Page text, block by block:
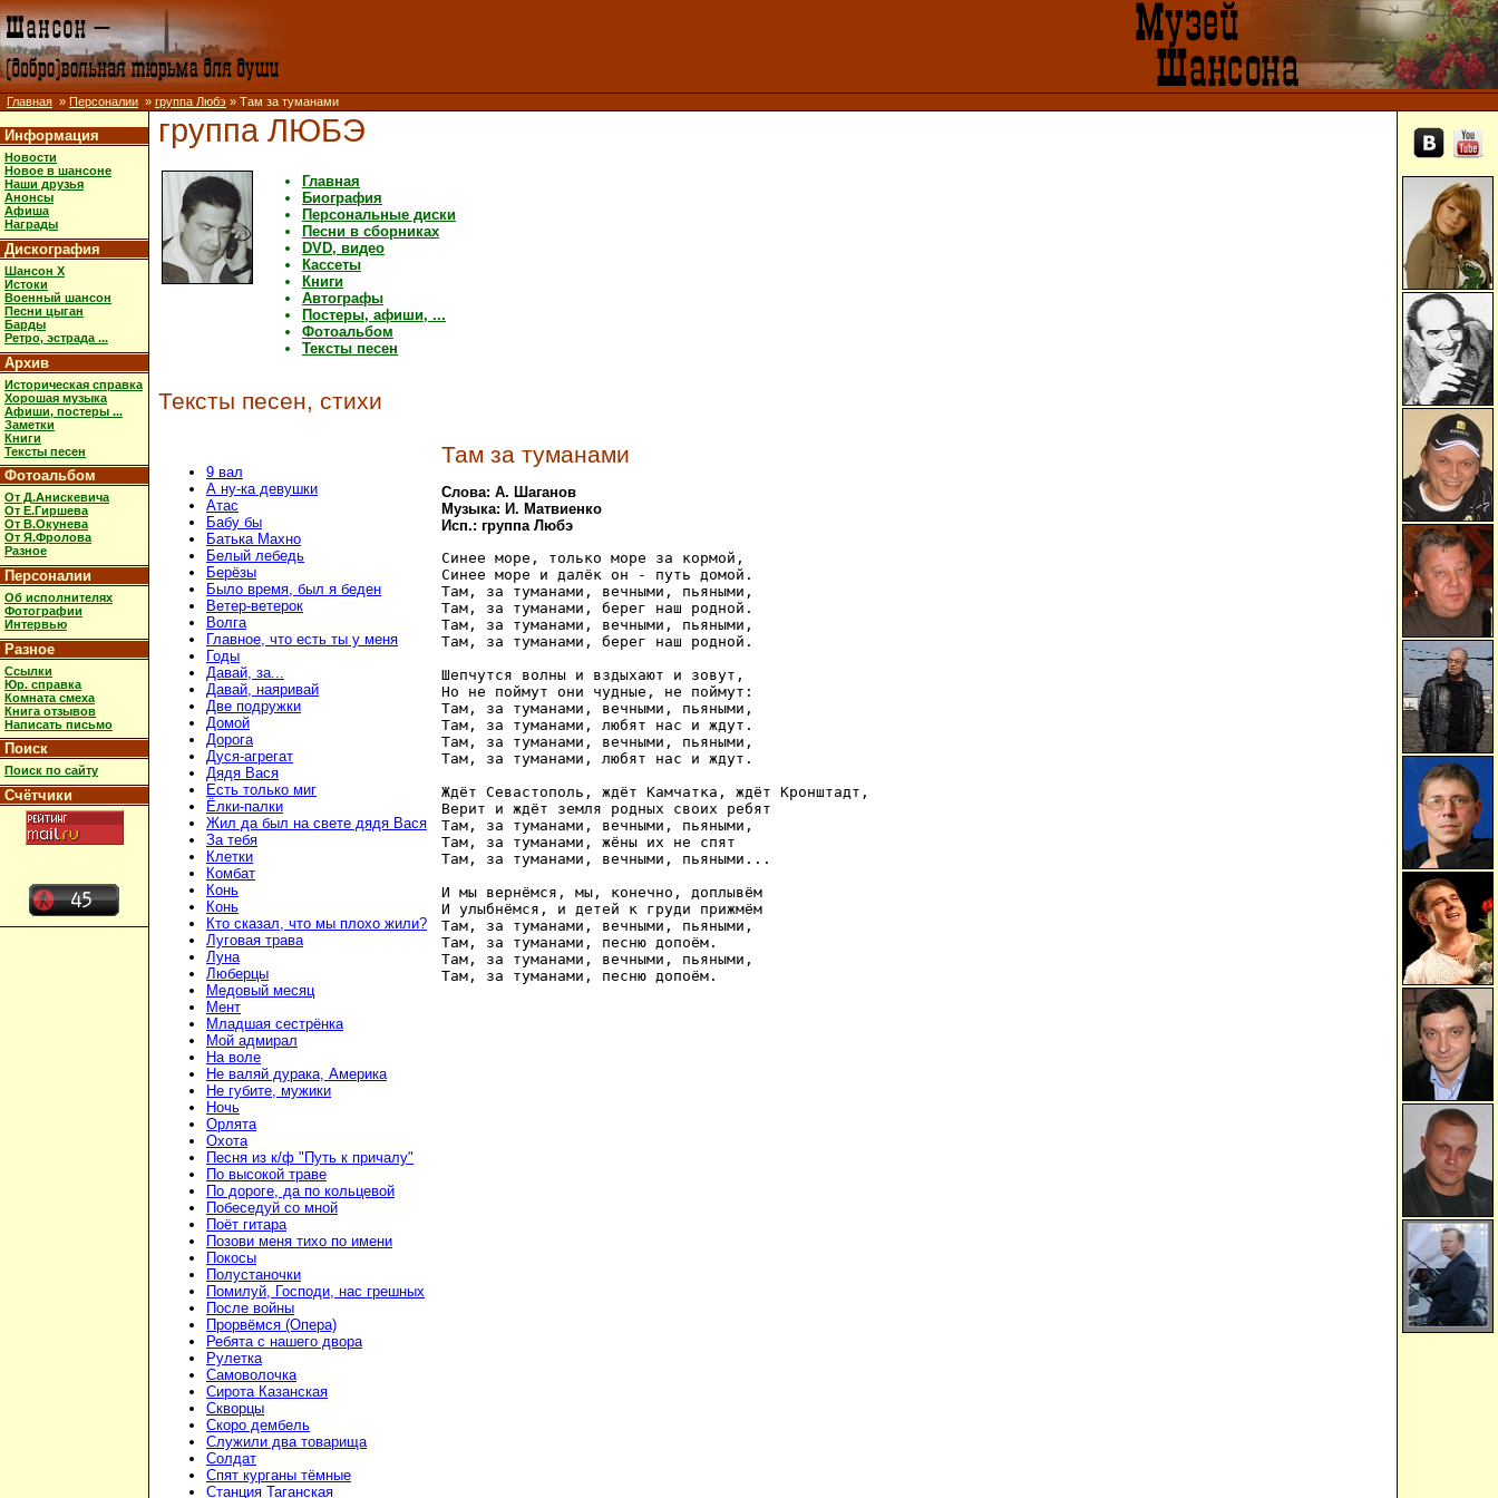
Главная » Персоналии » группа Любэ » Там за туманами
Информация
Новости
Новое в шансоне
Наши друзья
Анонсы
Афиша
Награды
Дискография
Шансон X
Истоки
Военный шансон
Песни цыган
Барды
Ретро, эстрада ...
Архив
Историческая справка
Хорошая музыка
Афиши, постеры ...
Заметки
Книги
Тексты песен
Фотоальбом
От Д.Анискевича
От Е.Гиршева
От В.Окунева
От Я.Фролова
Разное
Персоналии
Об исполнителях
Фотографии
Интервью
Разное
Ссылки
Юр. справка
Комната смеха
Книга отзывов
Написать письмо
Поиск
Поиск по сайту
Счётчики
группа ЛЮБЭ
Главная
Биография
Персональные диски
Песни в сборниках
DVD, видео
Кассеты
Книги
Автографы
Постеры, афиши, ...
Фотоальбом
Тексты песен
Тексты песен, стихи
9 вал
А ну-ка девушки
Атас
Бабу бы
Батька Махно
Белый лебедь
Берёзы
Было время, был я беден
Ветер-ветерок
Волга
Главное, что есть ты у меня
Годы
Давай, за...
Давай, наяривай
Две подружки
Домой
Дорога
Дуся-агрегат
Дядя Вася
Есть только миг
Ёлки-палки
Жил да был на свете дядя Вася
За тебя
Клетки
Комбат
Конь
Конь
Кто сказал, что мы плохо жили?
Луговая трава
Луна
Люберцы
Медовый месяц
Мент
Младшая сестрёнка
Мой адмирал
На воле
Не валяй дурака, Америка
Не губите, мужики
Ночь
Орлята
Охота
Песня из к/ф "Путь к причалу"
По высокой траве
По дороге, да по кольцевой
Побеседуй со мной
Поёт гитара
Позови меня тихо по имени
Покосы
Полустаночки
Помилуй, Господи, нас грешных
После войны
Прорвёмся (Опера)
Ребята с нашего двора
Рулетка
Самоволочка
Сирота Казанская
Скворцы
Скоро дембель
Служили два товарища
Солдат
Спят курганы тёмные
Станция Таганская
Там за туманами
Слова: А. Шаганов
Музыка: И. Матвиенко
Исп.: группа Любэ
Синее море, только море за кормой,
Синее море и далёк он - путь домой.
Там, за туманами, вечными, пьяными,
Там, за туманами, берег наш родной.
Там, за туманами, вечными, пьяными,
Там, за туманами, берег наш родной.
Шепчутся волны и вздыхают и зовут,
Но не поймут они чудные, не поймут:
Там, за туманами, вечными, пьяными,
Там, за туманами, любят нас и ждут.
Там, за туманами, вечными, пьяными,
Там, за туманами, любят нас и ждут.
Ждёт Севастополь, ждёт Камчатка, ждёт Кронштадт,
Верит и ждёт земля родных своих ребят
Там, за туманами, вечными, пьяными,
Там, за туманами, жёны их не спят
Там, за туманами, вечными, пьяными...
И мы вернёмся, мы, конечно, доплывём
И улыбнёмся, и детей к груди прижмём
Там, за туманами, вечными, пьяными,
Там, за туманами, песню допоём.
Там, за туманами, вечными, пьяными,
Там, за туманами, песню допоём.